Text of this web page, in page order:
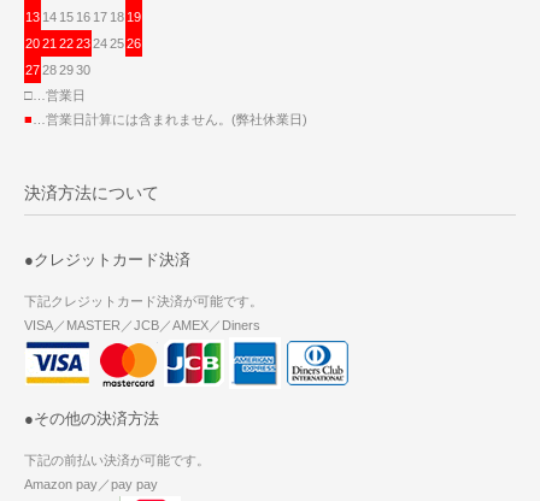
13 14 15 16 17 18 19
2021 2223242526
27282930
□…営業日
■ …営業日計算には含まれません。(弊社休業日)
決済方法について
●クレジットカード決済
下記クレジットカード決済が可能です。
VISA／MASTER／JCB／AMEX／Diners
●その他の決済方法
下記の前払い決済が可能です。
Amazon pay／pay pay